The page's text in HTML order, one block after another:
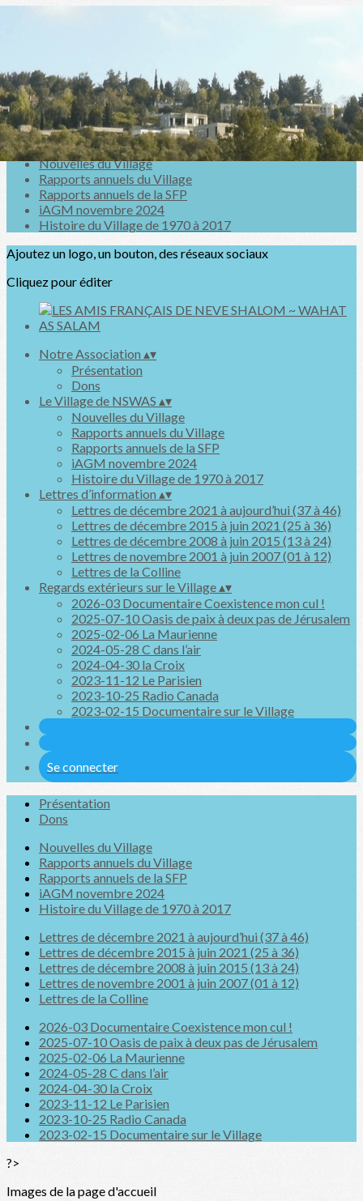
Menu
<
>
Nouvelles du Village
Rapports annuels du Village
Rapports annuels de la SFP
iAGM novembre 2024
Histoire du Village de 1970 à 2017
Ajoutez un logo, un bouton, des réseaux sociaux
Cliquez pour éditer
Notre Association ▴▾
Présentation
Dons
Le Village de NSWAS ▴▾
Nouvelles du Village
Rapports annuels du Village
Rapports annuels de la SFP
iAGM novembre 2024
Histoire du Village de 1970 à 2017
Lettres d’information ▴▾
Lettres de décembre 2021 à aujourd’hui (37 à 46)
Lettres de décembre 2015 à juin 2021 (25 à 36)
Lettres de décembre 2008 à juin 2015 (13 à 24)
Lettres de novembre 2001 à juin 2007 (01 à 12)
Lettres de la Colline
Regards extérieurs sur le Village▴▾
2026-03 Documentaire Coexistence mon cul !
2025-07-10 Oasis de paix à deux pas de Jérusalem
2025-02-06 La Maurienne
2024-05-28 C dans l’air
2024-04-30 la Croix
2023-11-12 Le Parisien
2023-10-25 Radio Canada
2023-02-15 Documentaire sur le Village
Se connecter
Présentation
Dons
Nouvelles du Village
Rapports annuels du Village
Rapports annuels de la SFP
iAGM novembre 2024
Histoire du Village de 1970 à 2017
Lettres de décembre 2021 à aujourd’hui (37 à 46)
Lettres de décembre 2015 à juin 2021 (25 à 36)
Lettres de décembre 2008 à juin 2015 (13 à 24)
Lettres de novembre 2001 à juin 2007 (01 à 12)
Lettres de la Colline
2026-03 Documentaire Coexistence mon cul !
2025-07-10 Oasis de paix à deux pas de Jérusalem
2025-02-06 La Maurienne
2024-05-28 C dans l’air
2024-04-30 la Croix
2023-11-12 Le Parisien
2023-10-25 Radio Canada
2023-02-15 Documentaire sur le Village
?>
Images de la page d'accueil